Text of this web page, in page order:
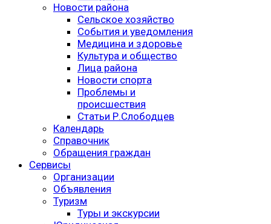
Новости района
Сельское хозяйство
События и уведомления
Медицина и здоровье
Культура и общество
Лица района
Новости спорта
Проблемы и
происшествия
Статьи Р.Слободцев
Календарь
Справочник
Обращения граждан
Сервисы
Организации
Объявления
Туризм
Туры и экскурсии